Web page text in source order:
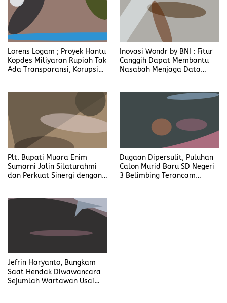
Lena
Lorens Logam ; Proyek Hantu
Kopdes Miliyaran Rupiah Tak
Ada Transparansi, Korupsi
Inovasi Wondr by BNI : Fitur
Canggih Dapat Membantu
Nasabah Menjaga Data
Plt. Bupati Muara Enim
Sumarni Jalin Silaturahmi
dan Perkuat Sinergi dengan
Dugaan Dipersulit, Puluhan
Calon Murid Baru SD Negeri
3 Belimbing Terancam
Jefrin Haryanto, Bungkam
Saat Hendak Diwawancara
Sejumlah Wartawan Usai